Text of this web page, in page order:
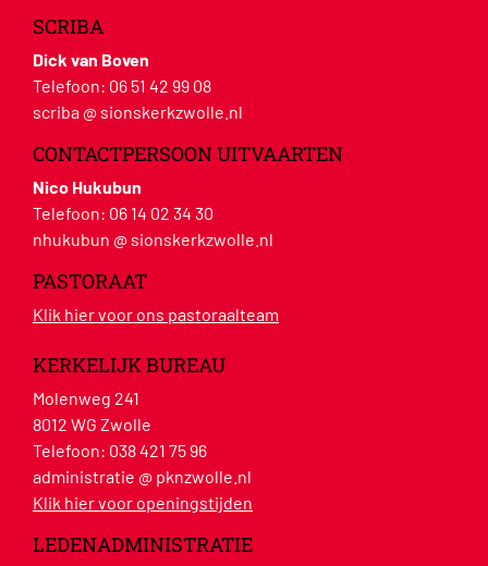
SCRIBA
Dick van Boven
Telefoon: 06 51 42 99 08
scriba @ sionskerkzwolle.nl
CONTACTPERSOON UITVAARTEN
Nico Hukubun
Telefoon: 06 14 02 34 30
nhukubun @ sionskerkzwolle.nl
PASTORAAT
Klik hier voor ons pastoraalteam
KERKELIJK BUREAU
Molenweg 241
8012 WG Zwolle
Telefoon: 038 421 75 96
administratie @ pknzwolle.nl
Klik hier voor openingstijden
LEDENADMINISTRATIE